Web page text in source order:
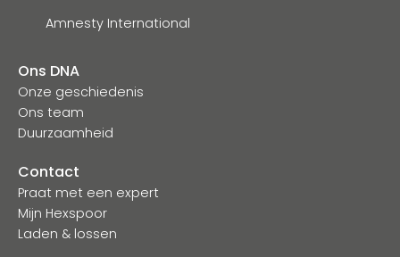
Amnesty International
Ons DNA
Onze geschiedenis
Ons team
Duurzaamheid
Contact
Praat met een expert
Mijn Hexspoor
Laden & lossen